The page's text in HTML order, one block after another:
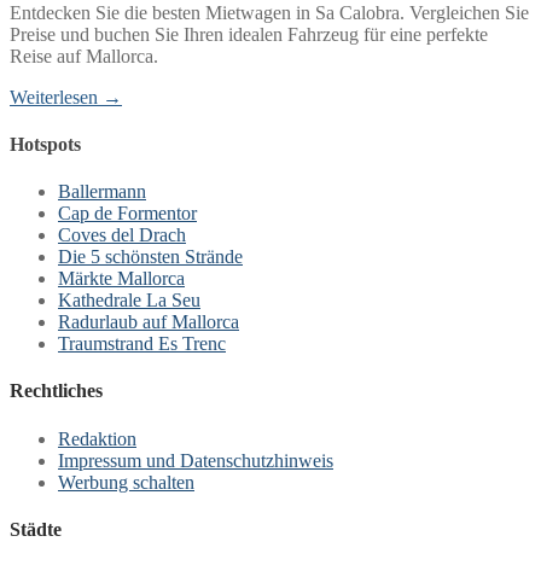
Entdecken Sie die besten Mietwagen in Sa Calobra. Vergleichen Sie
Preise und buchen Sie Ihren idealen Fahrzeug für eine perfekte
Reise auf Mallorca.
Weiterlesen →
Hotspots
Ballermann
Cap de Formentor
Coves del Drach
Die 5 schönsten Strände
Märkte Mallorca
Kathedrale La Seu
Radurlaub auf Mallorca
Traumstrand Es Trenc
Rechtliches
Redaktion
Impressum und Datenschutzhinweis
Werbung schalten
Städte